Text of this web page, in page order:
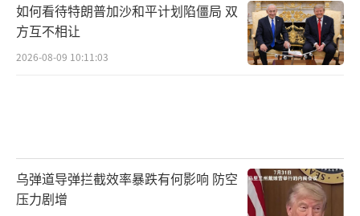
如何看待特朗普加沙和平计划陷僵局 双
方互不相让
2026-08-09 10:11:03
乌弹道导弹拦截效率暴跌有何影响 防空
压力剧增